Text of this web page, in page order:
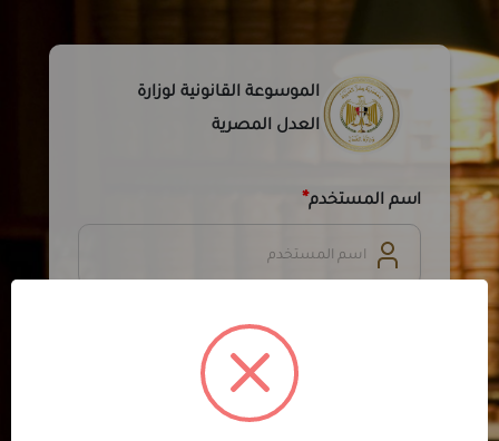
الموسوعة القانونية لوزارة
العدل المصرية
اسم المستخدم*